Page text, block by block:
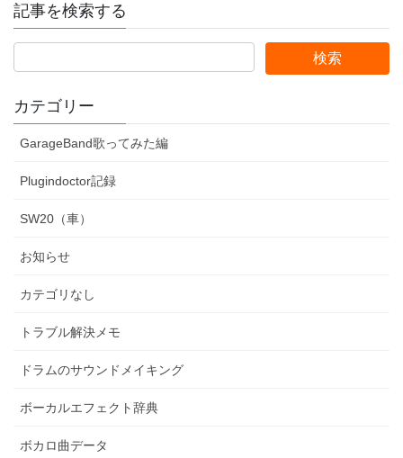
記事を検索する
カテゴリー
GarageBand歌ってみた編
Plugindoctor記録
SW20（車）
お知らせ
カテゴリなし
トラブル解決メモ
ドラムのサウンドメイキング
ボーカルエフェクト辞典
ボカロ曲データ